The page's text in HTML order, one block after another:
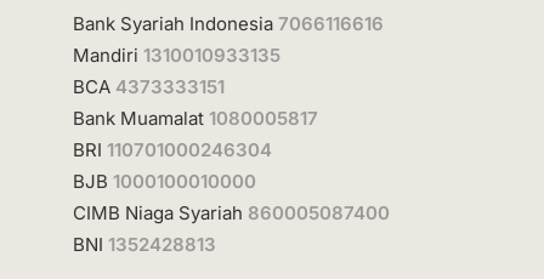
Bank Syariah Indonesia 7066116616
Mandiri 1310010933135
BCA 4373333151
Bank Muamalat 1080005817
BRI 110701000246304
BJB 1000100010000
CIMB Niaga Syariah 860005087400
BNI 1352428813